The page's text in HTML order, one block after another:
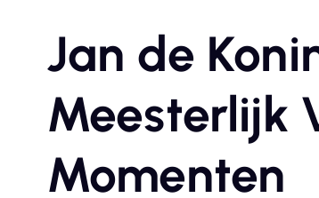
Jan de
Meesterlijk
Momenten